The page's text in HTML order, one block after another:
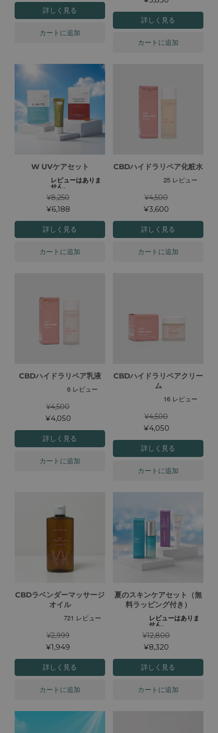
詳しく見る
カートに追加
詳しく見る
カートに追加
W UVケアセット
¥6,188
¥8,250
詳しく見る
カートに追加
CBDハイドラリペア化粧水
¥3,600
¥4,500
詳しく見る
カートに追加
CBDハイドラリペア乳液
¥4,050
¥4,500
詳しく見る
カートに追加
CBDハイドラリペアクリー
ム
¥4,050
¥4,500
詳しく見る
カートに追加
CBDラベンダーマッサージ
オイル
¥1,949
¥2,999
詳しく見る
カートに追加
夏のスキンケアセット（無
料ラッピング付き）
¥8,320
¥12,800
詳しく見る
カートに追加